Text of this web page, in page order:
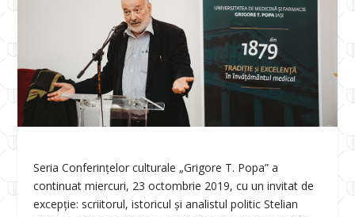
Seria Conferințelor culturale „Grigore T. Popa” a
continuat miercuri, 23 octombrie 2019, cu un invitat de
excepție: scriitorul, istoricul și analistul politic Stelian